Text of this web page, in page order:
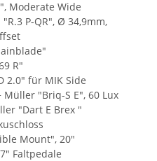
Moderate Wide
P-QR", Ø 34,9mm,
R"
2.0" für MIK Side
"Briq-S E", 60 Lux
"Dart E Brex "
Mount", 20"
Faltpedale